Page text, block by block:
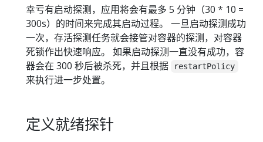
幸亏有启动探测，应用将会有最多 5 分钟（30 * 10 =
300s）的时间来完成其启动过程。 一旦启动探测成功
一次，存活探测任务就会接管对容器的探测，对容器
死锁作出快速响应。 如果启动探测一直没有成功，容
器会在 300 秒后被杀死，并且根据
restartPolicy
来执行进一步处置。
定义就绪探针